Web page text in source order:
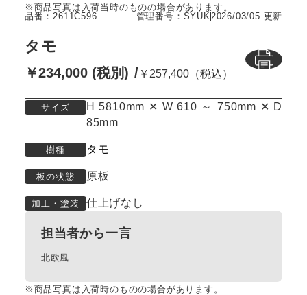
品番：2611C596 管理番号：SYUK2026/03/05 更新
タモ
￥234,000 (税別) ￥257,400（税込）
サイズ
H 5810mm ✕ W 610 ～ 750mm ✕ D
85mm
樹種 タモ
板の状態 原板
加工・塗装 仕上げなし
担当者から一言
北欧風
※商品写真は入荷時のものの場合があります。